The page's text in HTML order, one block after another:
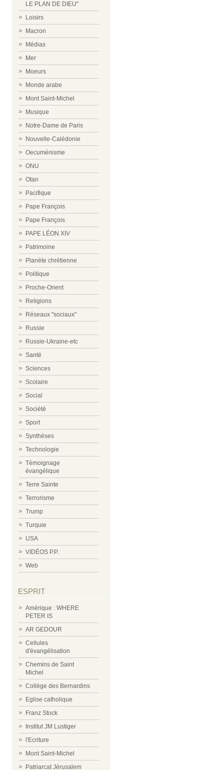
LE PLAN DE DIEU"
Loisirs
Macron
Médias
Mer
Moeurs
Monde arabe
Mont Saint-Michel
Musique
Notre-Dame de Paris
Nouvelle-Calédonie
Oecuménisme
ONU
Otan
Pacifique
Pape François
Pape François
PAPE LÉON XIV
Patrimoine
Planète chrétienne
Politique
Proche-Orient
Religions
Réseaux "sociaux"
Russie
Russie-Ukraine-etc
Santé
Sciences
Scolaire
Social
Société
Sport
Synthèses
Technologie
Témoignage
évangélique
Terre Sainte
Terrorisme
Trump
Turquie
USA
VIDÉOS P.P.
Web
ESPRIT
Amérique : WHERE
PETER IS
AR GEDOUR
Cellules
d'évangélisation
Chemins de Saint
Michel
Collège des Bernardins
Eglise catholique
Franz Stock
Institut JM Lustiger
l'Ecriture
Mont Saint-Michel
Patriarcat Jérusalem